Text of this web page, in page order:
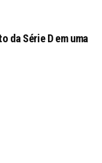
da Série D em uma